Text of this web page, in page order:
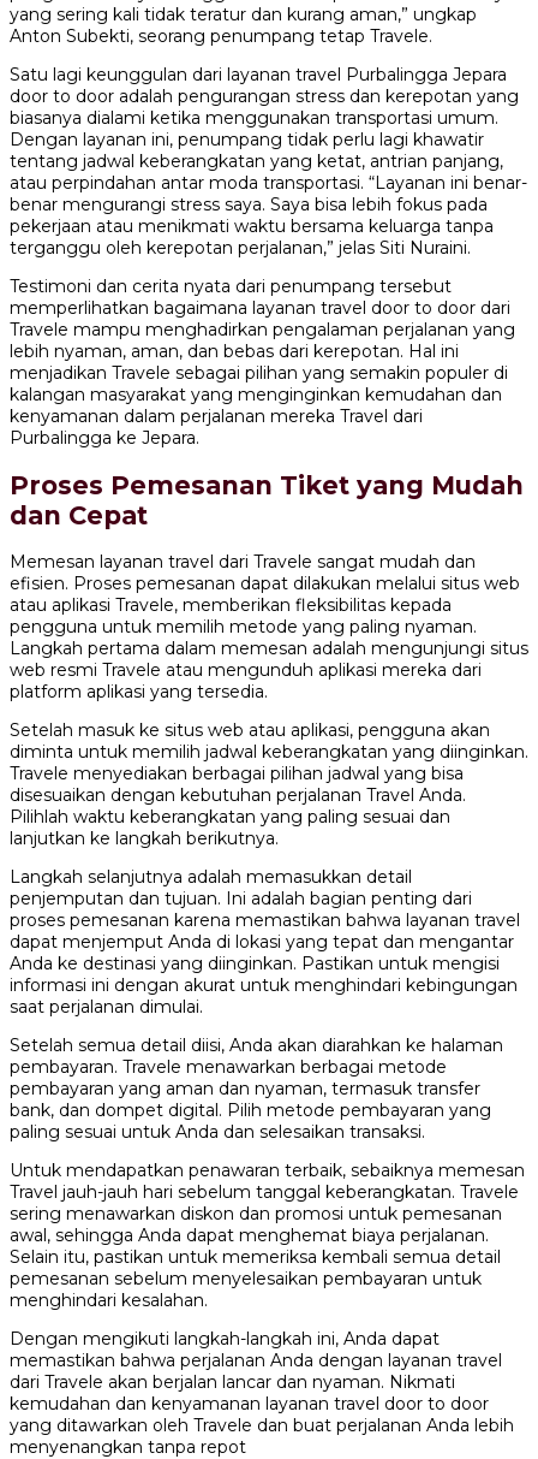
yang sering kali tidak teratur dan kurang aman,” ungkap
Anton Subekti, seorang penumpang tetap Travele.
Satu lagi keunggulan dari layanan travel Purbalingga Jepara
door to door adalah pengurangan stress dan kerepotan yang
biasanya dialami ketika menggunakan transportasi umum.
Dengan layanan ini, penumpang tidak perlu lagi khawatir
tentang jadwal keberangkatan yang ketat, antrian panjang,
atau perpindahan antar moda transportasi. “Layanan ini benar-
benar mengurangi stress saya. Saya bisa lebih fokus pada
pekerjaan atau menikmati waktu bersama keluarga tanpa
terganggu oleh kerepotan perjalanan,” jelas Siti Nuraini.
Testimoni dan cerita nyata dari penumpang tersebut
memperlihatkan bagaimana layanan travel door to door dari
Travele mampu menghadirkan pengalaman perjalanan yang
lebih nyaman, aman, dan bebas dari kerepotan. Hal ini
menjadikan Travele sebagai pilihan yang semakin populer di
kalangan masyarakat yang menginginkan kemudahan dan
kenyamanan dalam perjalanan mereka Travel dari
Purbalingga ke Jepara.
Proses Pemesanan Tiket yang Mudah
dan Cepat
Memesan layanan travel dari Travele sangat mudah dan
efisien. Proses pemesanan dapat dilakukan melalui situs web
atau aplikasi Travele, memberikan fleksibilitas kepada
pengguna untuk memilih metode yang paling nyaman.
Langkah pertama dalam memesan adalah mengunjungi situs
web resmi Travele atau mengunduh aplikasi mereka dari
platform aplikasi yang tersedia.
Setelah masuk ke situs web atau aplikasi, pengguna akan
diminta untuk memilih jadwal keberangkatan yang diinginkan.
Travele menyediakan berbagai pilihan jadwal yang bisa
disesuaikan dengan kebutuhan perjalanan Travel Anda.
Pilihlah waktu keberangkatan yang paling sesuai dan
lanjutkan ke langkah berikutnya.
Langkah selanjutnya adalah memasukkan detail
penjemputan dan tujuan. Ini adalah bagian penting dari
proses pemesanan karena memastikan bahwa layanan travel
dapat menjemput Anda di lokasi yang tepat dan mengantar
Anda ke destinasi yang diinginkan. Pastikan untuk mengisi
informasi ini dengan akurat untuk menghindari kebingungan
saat perjalanan dimulai.
Setelah semua detail diisi, Anda akan diarahkan ke halaman
pembayaran. Travele menawarkan berbagai metode
pembayaran yang aman dan nyaman, termasuk transfer
bank, dan dompet digital. Pilih metode pembayaran yang
paling sesuai untuk Anda dan selesaikan transaksi.
Untuk mendapatkan penawaran terbaik, sebaiknya memesan
Travel jauh-jauh hari sebelum tanggal keberangkatan. Travele
sering menawarkan diskon dan promosi untuk pemesanan
awal, sehingga Anda dapat menghemat biaya perjalanan.
Selain itu, pastikan untuk memeriksa kembali semua detail
pemesanan sebelum menyelesaikan pembayaran untuk
menghindari kesalahan.
Dengan mengikuti langkah-langkah ini, Anda dapat
memastikan bahwa perjalanan Anda dengan layanan travel
dari Travele akan berjalan lancar dan nyaman. Nikmati
kemudahan dan kenyamanan layanan travel door to door
yang ditawarkan oleh Travele dan buat perjalanan Anda lebih
menyenangkan tanpa repot